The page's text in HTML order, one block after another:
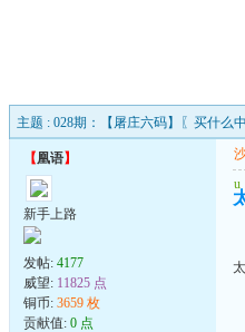
主题 : 028期：【屠庄六码】〖买什么
【凰语】
新手上路
发帖: 4177
威望: 11825 点
铜币: 3659 枚
贡献值: 0 点
u